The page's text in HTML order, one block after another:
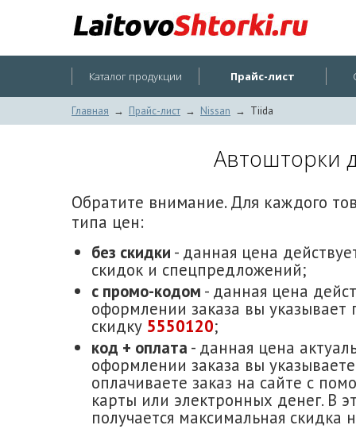
Каталог продукции Прайс-лист
Главная → Прайс-лист → Nissan → Tiida
Автошторки
Обратите внимание. Для каждого
типа цен:
без скидки - данная цена
скидок и спецпредложений;
с промо-кодом - данная цена
оформлении заказа вы указывает
скидку 5550120;
код + оплата - данная цена
оформлении заказа вы
оплачиваете заказ на сайте с
карты или электронных денег. В
получается максимальная скидка